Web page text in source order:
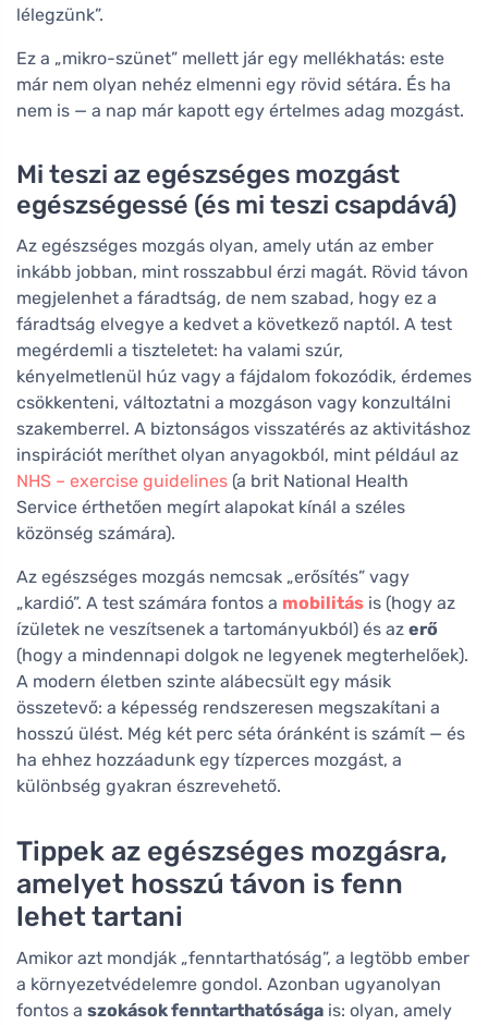
lélegzünk”.
Ez a „mikro-szünet” mellett jár egy mellékhatás: este
már nem olyan nehéz elmenni egy rövid sétára. És ha
nem is — a nap már kapott egy értelmes adag mozgást.
Mi teszi az egészséges mozgást
egészségessé (és mi teszi csapdává)
Az egészséges mozgás olyan, amely után az ember
inkább jobban, mint rosszabbul érzi magát. Rövid távon
megjelenhet a fáradtság, de nem szabad, hogy ez a
fáradtság elvegye a kedvet a következő naptól. A test
megérdemli a tiszteletet: ha valami szúr,
kényelmetlenül húz vagy a fájdalom fokozódik, érdemes
csökkenteni, változtatni a mozgáson vagy konzultálni
szakemberrel. A biztonságos visszatérés az aktivitáshoz
inspirációt meríthet olyan anyagokból, mint például az
NHS – exercise guidelines (a brit National Health
Service érthetően megírt alapokat kínál a széles
közönség számára).
Az egészséges mozgás nemcsak „erősítés” vagy
„kardió”. A test számára fontos a mobilitás is (hogy az
ízületek ne veszítsenek a tartományukból) és az erő
(hogy a mindennapi dolgok ne legyenek megterhelőek).
A modern életben szinte alábecsült egy másik
összetevő: a képesség rendszeresen megszakítani a
hosszú ülést. Még két perc séta óránként is számít — és
ha ehhez hozzáadunk egy tízperces mozgást, a
különbség gyakran észrevehető.
Tippek az egészséges mozgásra,
amelyet hosszú távon is fenn
lehet tartani
Amikor azt mondják „fenntarthatóság”, a legtöbb ember
a környezetvédelemre gondol. Azonban ugyanolyan
fontos a szokások fenntarthatósága is: olyan, amely